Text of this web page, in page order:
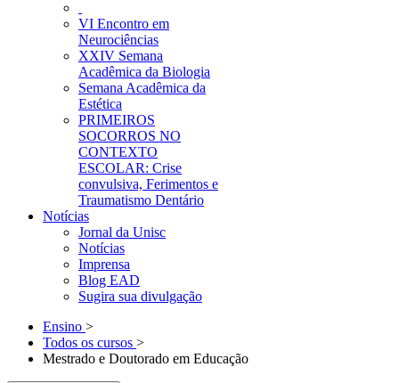
VI Encontro em
Neurociências
XXIV Semana
Acadêmica da Biologia
Semana Acadêmica da
Estética
PRIMEIROS
SOCORROS NO
CONTEXTO
ESCOLAR: Crise
convulsiva, Ferimentos e
Traumatismo Dentário
Notícias
Jornal da Unisc
Notícias
Imprensa
Blog EAD
Sugira sua divulgação
Ensino >
Todos os cursos >
Mestrado e Doutorado em Educação